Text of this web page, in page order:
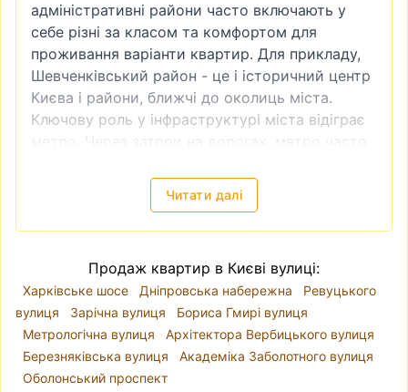
адміністративні райони часто включають у
себе різні за класом та комфортом для
проживання варіанти квартир. Для прикладу,
Шевченківський район - це і історичний центр
Києва і райони, ближчі до околиць міста.
Ключову роль у інфраструктурі міста відіграє
метро. Через затори на дорогах, метро часто
квартира біля метро завжди буде більш
привабливою як в інвестиційному плані
(наприклад, якщо ви плануєте купити
для власного проживання.
Продаж квартири без посередників недорого
Таке питання виникає доволі часто —
квартиру без посередника. І справді - чи
потрібен ріелтер, для чого сплачувати
додаткові кошти? Приблизно схожого плану
Читати далі
Продаж квартир в Києві вулиці:
Харківське шосе Дніпровська набережна
Ревуцького
вулиця
Зарічна вулиця
Бориса Гмирі вулиця
Метрологічна вулиця
Архітектора Вербицького вулиця
Березняківська вулиця
Академіка Заболотного вулиця
Оболонський проспект